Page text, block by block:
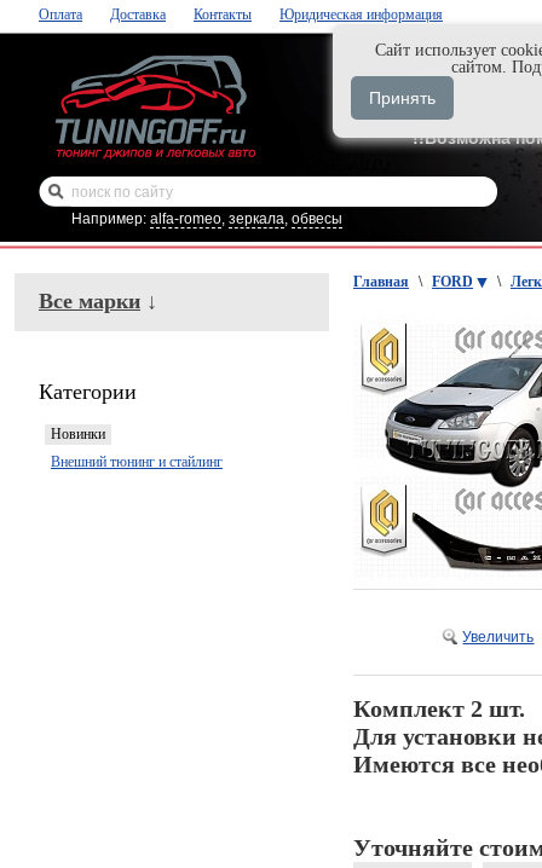
Оплата Доставка Контакты Юридическая информация
Нажми и
+7-929-495-
!!Возможна
Например: alfa-romeo, зеркала, обвесы
Все марки ↓
Категории
Новинки
Внешний тюнинг и стайлинг
Главная \ FORD \
Увеличить
Комплект 2 шт.
Для установки
Имеются все
Уточняйте
Cайт использует
сайтом.
Принять